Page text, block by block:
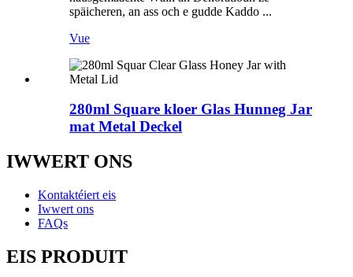
späicheren, an ass och e gudde Kaddo ...
Vue
280ml Square kloer Glas Hunneg Jar
mat Metal Deckel
IWWERT ONS
Kontaktéiert eis
Iwwert ons
FAQs
EIS PRODUIT